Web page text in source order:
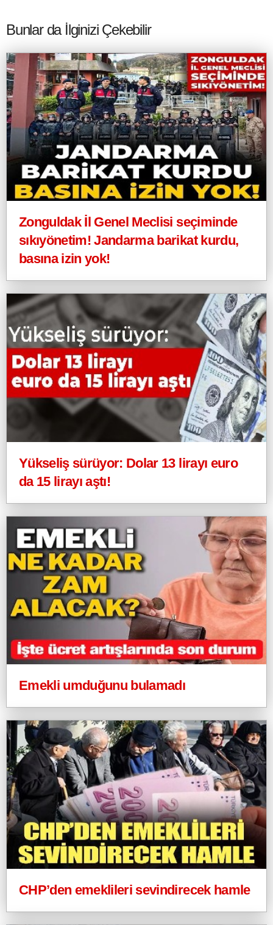
Bunlar da İlginizi Çekebilir
Zonguldak İl Genel Meclisi seçiminde
sıkıyönetim! Jandarma barikat kurdu,
basına izin yok!
Yükseliş sürüyor: Dolar 13 lirayı euro
da 15 lirayı aştı!
Emekli umduğunu bulamadı
CHP’den emeklileri sevindirecek hamle